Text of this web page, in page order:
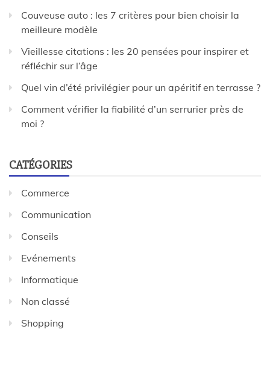
Couveuse auto : les 7 critères pour bien choisir la
meilleure modèle
Vieillesse citations : les 20 pensées pour inspirer et
réfléchir sur l’âge
Quel vin d’été privilégier pour un apéritif en terrasse ?
Comment vérifier la fiabilité d’un serrurier près de
moi ?
CATÉGORIES
Commerce
Communication
Conseils
Evénements
Informatique
Non classé
Shopping